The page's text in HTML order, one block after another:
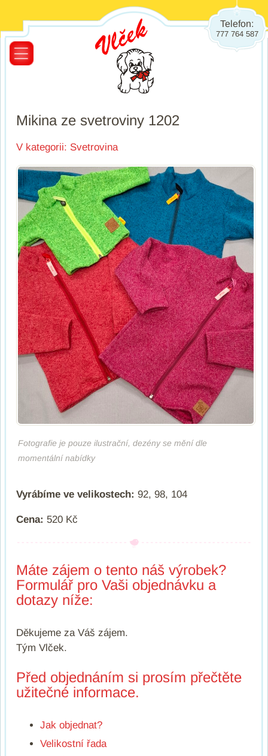
Telefon:
777 764 587
Mikina ze svetroviny 1202
V kategorii: Svetrovina
Fotografie je pouze ilustrační, dezény se mění dle
momentální nabídky
Vyrábíme ve velikostech: 92, 98, 104
Cena: 520 Kč
Máte zájem o tento náš výrobek?
Formulář pro Vaši objednávku a
dotazy níže:
Děkujeme za Váš zájem.
Tým Vlček.
Před objednáním si prosím přečtěte
užitečné informace.
Jak objednat?
Velikostní řada